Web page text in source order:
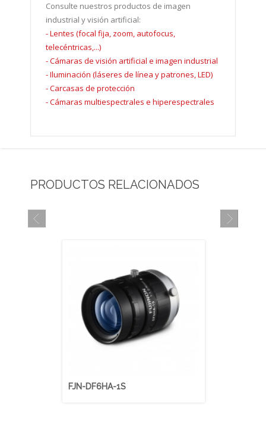
Consulte nuestros productos de imagen
industrial y visión artificial:
-Lentes (focal fija, zoom, autofocus,
telecéntricas,...)
-Cámaras de visión artificial e imagen industrial
-Iluminación (láseres de línea y patrones, LED)
-Carcasas de protección
-Cámaras multiespectrales e hiperespectrales
PRODUCTOS RELACIONADOS
FJN-DF6HA-1S